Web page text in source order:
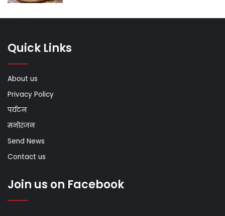
Quick Links
About us
Privacy Policy
पर्यटन
मनोरंजन
Send News
Contact us
Join us on Facebook